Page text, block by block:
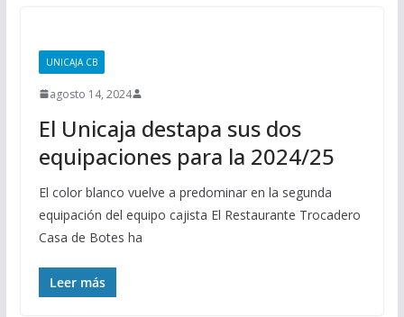
UNICAJA CB
agosto 14, 2024
El Unicaja destapa sus dos
equipaciones para la 2024/25
El color blanco vuelve a predominar en la segunda
equipación del equipo cajista El Restaurante Trocadero
Casa de Botes ha
Leer más